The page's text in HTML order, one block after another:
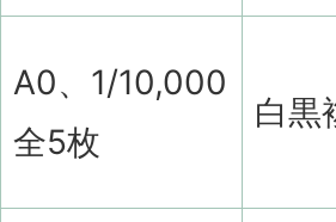
A0、1/10,000
全5枚
白黒